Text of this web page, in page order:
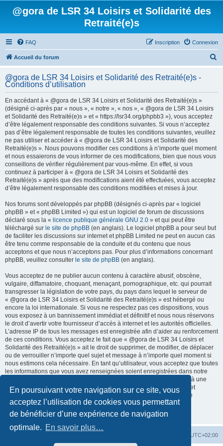
En poursuivant votre navigation sur ce site, vous
acceptez l’utilisation de cookies vous permettant
de bénéficier d’une expérience de navigation
optimale. En savoir plus…
@gora de LSR 34 Loisirs et Solidarité des
Retraité(e)s
FAQ Connexion
Inscription
Accueil du forum
h
@gora de LSR 34 Loisirs et Solidarité des Retraité(e)s -
Conditions d’utilisation
En accédant à « @gora de LSR 34 Loisirs et Solidarité des Retraité(e)s »
(désigné ci-après par « nous », « notre », « nos », « @gora de LSR 34 Loisirs
et Solidarité des Retraité(e)s » et « https://lsr34.org/phpbb3 »), vous acceptez
d’être légalement responsable des conditions suivantes. Si vous n’acceptez
pas d’être légalement responsable de toutes les conditions suivantes, veuillez
ne pas utiliser et accéder à « @gora de LSR 34 Loisirs et Solidarité des
Retraité(e)s ». Nous pouvons modifier ces conditions à n’importe quel moment
et nous essaierons de vous informer de ces modifications, bien que nous vous
conseillons de vérifier régulièrement par vous-même. En effet, si vous
continuez à participer à « @gora de LSR 34 Loisirs et Solidarité des
Retraité(e)s » après que des modifications aient été effectuées, vous acceptez
d’être légalement responsable des conditions modifiées et mises à jour.
Nos forums sont développés par phpBB (désignés ci-après par « logiciel
phpBB » et « phpBB Limited ») qui est un logiciel de forum de discussions
déclaré sous la « licence publique générale GNU 2.0 » et qui peut être
téléchargé sur le site de phpBB (en anglais). Le logiciel phpBB a pour seul but
de faciliter les discussions sur internet et phpBB Limited ne peut en aucun cas
être tenu comme responsable de la conduite et du contenu que nous
acceptons et que nous n’acceptons pas. Pour plus d’informations concernant
phpBB, veuillez consulter le site de phpBB (en anglais).
Vous acceptez de ne publier aucun contenu à caractère abusif, obscène,
vulgaire, diffamatoire, choquant, menaçant, pornographique, etc. qui pourrait
transgresser la législation de votre pays, du pays dans lequel le serveur de
« @gora de LSR 34 Loisirs et Solidarité des Retraité(e)s » est hébergé ou
encore la loi internationale. Si vous ne respectez pas ces dispositions, vous
vous exposez à un bannissement immédiat et définitif et nous nous réservons
le droit d’avertir votre fournisseur d’accès à internet et les autorités officielles.
L’adresse IP de tous les messages est enregistrée afin d’aider au renforcement
de ces conditions. Vous acceptez le fait que « @gora de LSR 34 Loisirs et
Solidarité des Retraité(e)s » ait le droit de supprimer, de modifier, de déplacer
ou de verrouiller n’importe quel sujet et message à n’importe quel moment si
nous estimons cela nécessaire. En tant qu’utilisateur, vous acceptez que toutes
les informations que vous avez renseignées soient enregistrées dans notre
base de données. Bien que ces informations ne seront pas diffusées à une
tierce partie sans votre consentement, ni « @gora de LSR 34 Loisirs et
Solidarité des Retraité(e)s », ni phpBB, ne pourront être tenus comme
responsables en cas de tentative de piratage informatique visant à
compromettre vos données.
UTC+02:00